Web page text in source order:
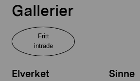
Gallerier
Fritt
inträde
Elverket Sinne